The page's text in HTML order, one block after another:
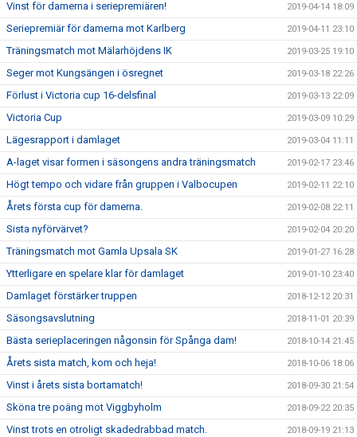
Vinst för damerna i seriepremiären! 2019-04-14 18:09
Seriepremiär för damerna mot Karlberg 2019-04-11 23:10
Träningsmatch mot Mälarhöjdens IK 2019-03-25 19:10
Seger mot Kungsängen i ösregnet 2019-03-18 22:26
Förlust i Victoria cup 16-delsfinal 2019-03-13 22:09
Victoria Cup 2019-03-09 10:29
Lägesrapport i damlaget 2019-03-04 11:11
A-laget visar formen i säsongens andra träningsmatch 2019-02-17 23:46
Högt tempo och vidare från gruppen i Valbocupen 2019-02-11 22:10
Årets första cup för damerna. 2019-02-08 22:11
Sista nyförvärvet? 2019-02-04 20:20
Träningsmatch mot Gamla Upsala SK 2019-01-27 16:28
Ytterligare en spelare klar för damlaget 2019-01-10 23:40
Damlaget förstärker truppen 2018-12-12 20:31
Säsongsavslutning 2018-11-01 20:39
Bästa serieplaceringen någonsin för Spånga dam! 2018-10-14 21:45
Årets sista match, kom och heja! 2018-10-06 18:06
Vinst i årets sista bortamatch! 2018-09-30 21:54
Sköna tre poäng mot Viggbyholm 2018-09-22 20:35
Vinst trots en otroligt skadedrabbad match. 2018-09-19 21:13